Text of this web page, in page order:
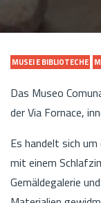
MUSEI E BIBLIOTECHE
Das Museo
der Via Fornace,
Es handelt sich
mit einem
Gemäldegalerie